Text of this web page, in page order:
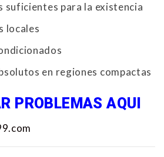
suficientes para la existencia
locales
en regiones compactas
PROBLEMAS AQUI